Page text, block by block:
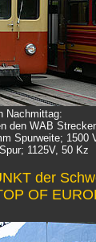
Nachmittag:
den WAB
Spurweite; 1500
1125V, 50 Kz
der
OF